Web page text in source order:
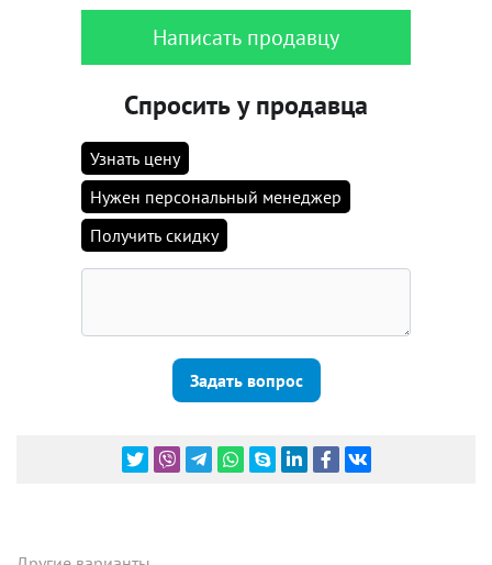
Написать продавцу
Спросить у продавца
Узнать цену
Нужен персональный менеджер
Получить скидку
Задать вопрос